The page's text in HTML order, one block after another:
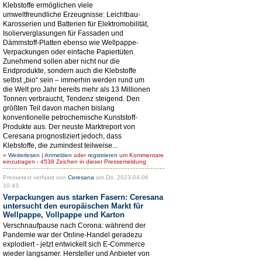
Klebstoffe ermöglichen viele
umweltfreundliche Erzeugnisse: Leichtbau-
Karosserien und Batterien für Elektromobilität,
Isolierverglasungen für Fassaden und
Dämmstoff-Platten ebenso wie Wellpappe-
Verpackungen oder einfache Papiertüten.
Zunehmend sollen aber nicht nur die
Endprodukte, sondern auch die Klebstoffe
selbst „bio“ sein – immerhin werden rund um
die Welt pro Jahr bereits mehr als 13 Millionen
Tonnen verbraucht, Tendenz steigend. Den
größten Teil davon machen bislang
konventionelle petrochemische Kunststoff-
Produkte aus. Der neuste Marktreport von
Ceresana prognostiziert jedoch, dass
Klebstoffe, die zumindest teilweise...
» Weiterlesen | Anmelden oderregistrieren um Kommentare
einzutragen - 4538 Zeichen in dieser Pressemeldung
Pressetext verfasst von Ceresana am Do, 2023-04-06
10:43.
Verpackungen aus starken Fasern: Ceresana
untersucht den europäischen Markt für
Wellpappe, Vollpappe und Karton
Verschnaufpause nach Corona: während der
Pandemie war der Online-Handel geradezu
explodiert - jetzt entwickelt sich E-Commerce
wieder langsamer. Hersteller und Anbieter von